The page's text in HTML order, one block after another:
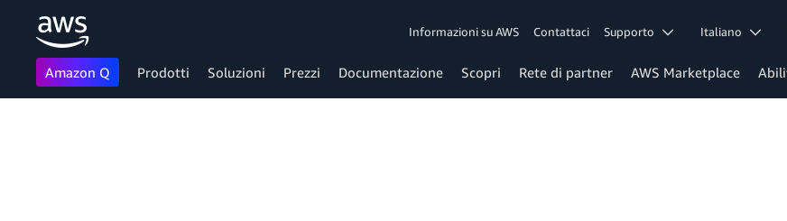
Informazioni su AWS Contattaci Supporto Italiano
Amazon Q Prodotti Soluzioni Prezzi Documentazione Scopri Rete di partner AWS Marketplace